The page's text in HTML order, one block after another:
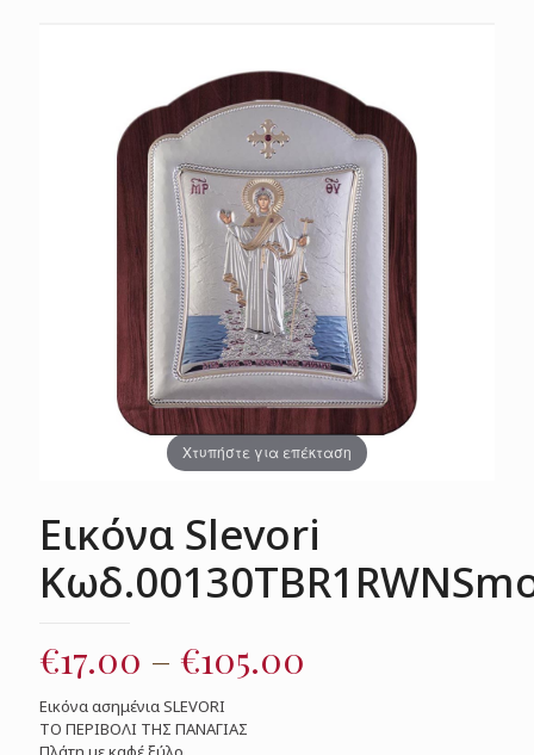
Χτυπήστε για επέκταση
Εικόνα Slevori
€17.00 – €105.00
Εικόνα ασημένια SLEVORI
ΤΟ ΠΕΡΙΒΟΛΙ ΤΗΣ ΠΑΝΑΓΙΑΣ